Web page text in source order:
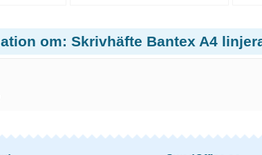
om: Skrivhäfte Bantex A4